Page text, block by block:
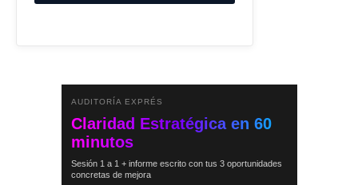
AUDITORÍA EXPRÉS
Claridad Estratégica en 60
minutos
Sesión 1 a 1 + informe escrito con tus 3 oportunidades
concretas de mejora